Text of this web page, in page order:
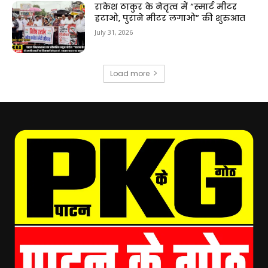
राकेश ठाकुर के नेतृत्व में “स्मार्ट मीटर
हटाओ, पुराने मीटर लगाओ” की शुरुआत
July 31, 2026
Load more